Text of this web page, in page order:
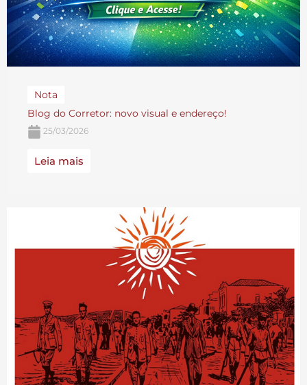
Nota
Blog do Corretor: novo visual e endereço!
25/03/2026
Leia mais